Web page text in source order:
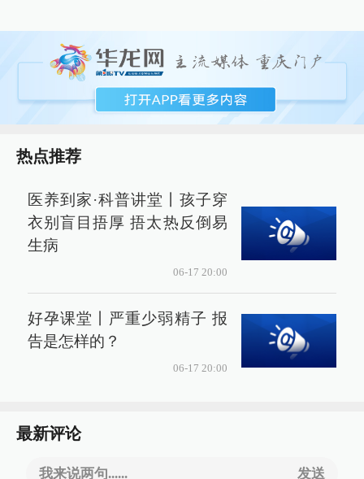
热点推荐
医养到家·科普讲堂丨孩子穿
衣别盲目捂厚 捂太热反倒易
生病
06-17 20:00
好孕课堂丨严重少弱精子 报
告是怎样的？
06-17 20:00
最新评论
我来说两句...... 发送